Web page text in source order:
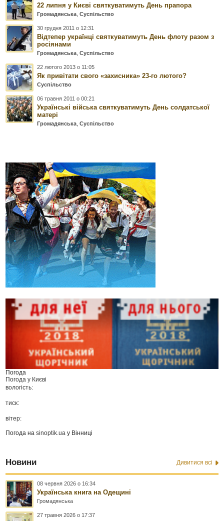
22 липня у Києві святкуватимуть День прапора
Громадянська ,Суспільство
30 грудня 2011 о 12:31
Відтепер українці святкуватимуть День флоту разом з
росіянами
Громадянська ,Суспільство
22 лютого 2013 о 11:05
Як привітати свого «захисника» 23-го лютого?
Суспільство
06 травня 2011 о 00:21
Українські війська святкуватимуть День солдатської
матері
Громадянська ,Суспільство
Погода
Погода у Києві
вологість:
тиск:
вітер:
Погода наsinoptik.ua у Вінниці
Новини Дивитися всі
08 червня 2026 о 16:34
Українська книга на Одещині
Громадянська
27 травня 2026 о 17:37